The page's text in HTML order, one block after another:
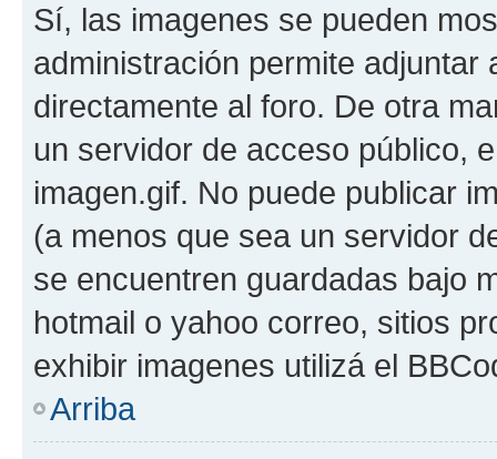
Sí, las imagenes se pueden
administración permite
directamente al foro. De otra
un servidor de acceso público,
imagen.gif. No puede publicar
(a menos que sea un servidor
se encuentren guardadas bajo
hotmail o yahoo correo, sitios
exhibir imagenes utilizá el
Arriba